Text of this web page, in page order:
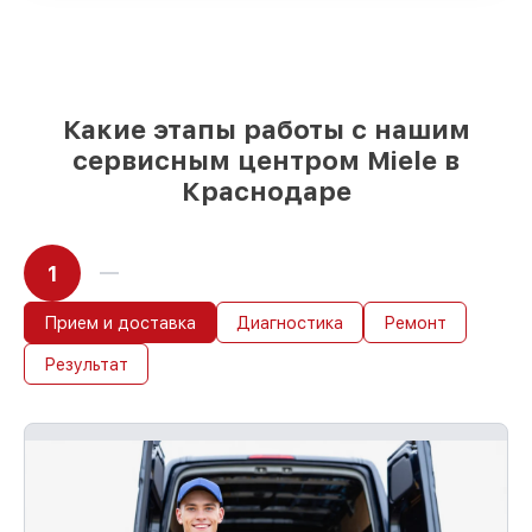
работ за 1–2 часа, если мастер
приступает к восстановлению сразу
Какие этапы работы с нашим
сервисным центром Miele в
Краснодаре
1
Прием и доставка Диагностика Ремонт
Результат